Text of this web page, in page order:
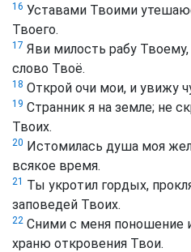
16 Уставами Твоими
Твоего.
17 Яви милость рабу
слово Твоё.
18 Открой очи мои, и увижу
19 Странник я на земле; не
Твоих.
20 Истомилась душа моя
всякое время.
21 Ты укротил гордых,
заповедей Твоих.
22 Сними с меня поношение
храню откровения Твои.